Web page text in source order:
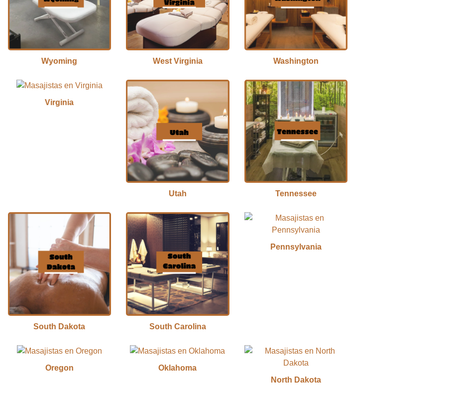
Wyoming West Virginia Washington
Virginia
Utah Tennessee
South Dakota South Carolina
Pennsylvania
Oregon
Oklahoma
North Dakota